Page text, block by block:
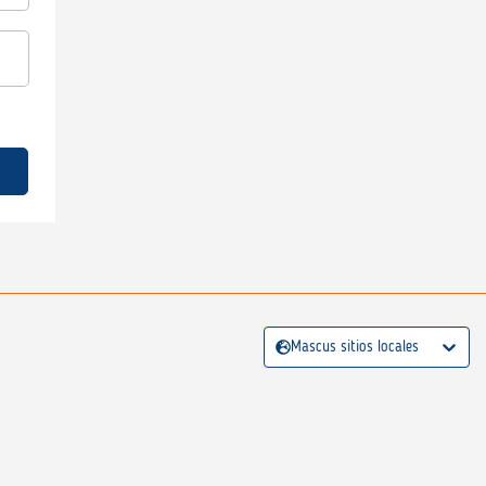
Mascus sitios locales